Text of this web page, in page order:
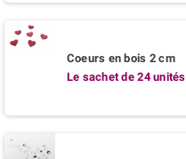
Coeurs en bois 2 cm
Le sachet de 24 unités